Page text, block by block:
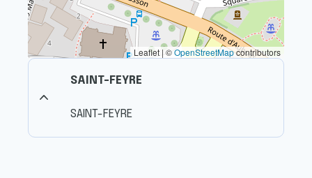
Leaflet | ©OpenStreetMapcontributors
SAINT-FEYRE
SAINT-FEYRE